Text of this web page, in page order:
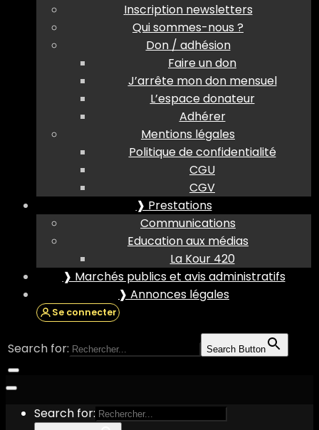
Inscription newsletters
Qui sommes-nous ?
Don / adhésion
Faire un don
J’arrête mon don mensuel
L’espace donateur
Adhérer
Mentions légales
Politique de confidentialité
CGU
CGV
❱ Prestations
Communications
Education aux médias
La Kour 420
❱ Marchés publics et avis administratifs
❱ Annonces légales
Se connecter
Search for: Search Button
Search for: